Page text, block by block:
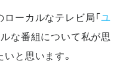
ーカルなテレビ局「ユ
な番組について私が思
と思います。